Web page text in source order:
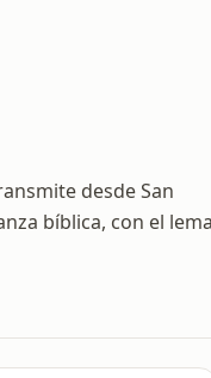
desde San
bíblica, con el